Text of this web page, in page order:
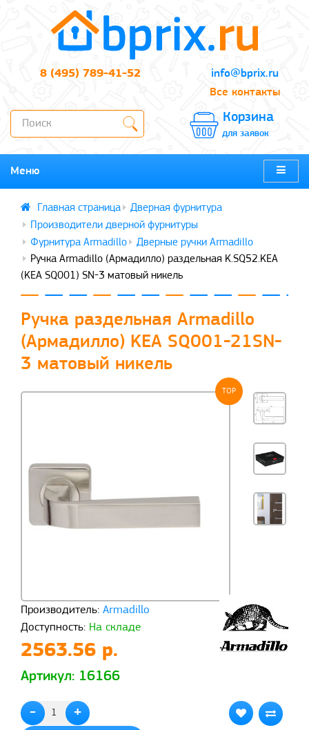
8 (495) 789-41-52
info@bprix.ru
Все контакты
Корзина
для заявок
Меню
Дверная фурнитура
Производители дверной фурнитуры
Фурнитура Armadillo
Дверные ручки Armadillo
Ручка Armadillo (Армадилло) раздельная K.SQ52.KEA
(KEA SQ001) SN-3 матовый никель
Ручка раздельная Armadillo
(Армадилло) KEA SQ001-21SN-
3 матовый никель
TOP
Производитель: Armadillo
Доступность: На складе
2563.56 р.
Артикул: 16166
- +